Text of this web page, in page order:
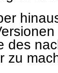
des
zu